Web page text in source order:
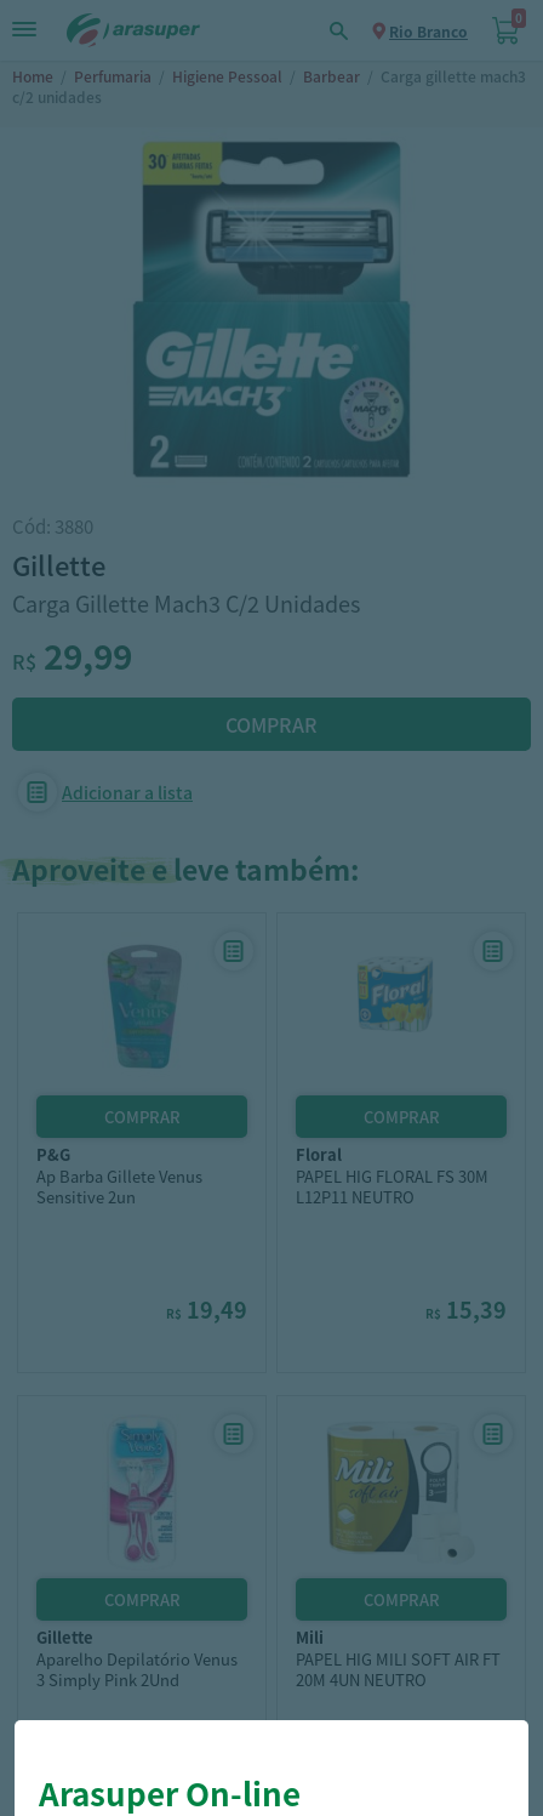
Rio Branco
0
Home / Perfumaria / Higiene Pessoal / Barbear / Carga gillette mach3
c/2 unidades
Cód: 3880
gillette
Carga Gillette Mach3 C/2 Unidades
R$ 29,99
Adicionar a lista
Aproveite e leve também:
p&g
Ap Barba Gillete Venus
Sensitive 2un
R$ 19,49
floral
PAPEL HIG FLORAL FS 30M
L12P11 NEUTRO
R$ 15,39
gillette
Aparelho Depilatório Venus
3 Simply Pink 2Und
R$ 19,49
mili
PAPEL HIG MILI SOFT AIR FT
20M 4UN NEUTRO
Arasuper On-line